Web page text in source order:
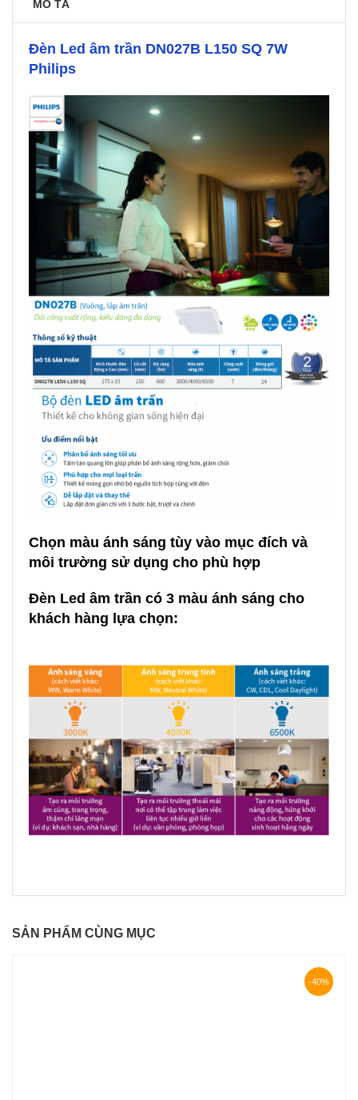
MÔ TẢ
Đèn Led âm trần DN027B L150 SQ 7W
Philips
Chọn màu ánh sáng tùy vào mục đích và
môi trường sử dụng cho phù hợp
Đèn Led âm trần có 3 màu ánh sáng cho
khách hàng lựa chọn:
SẢN PHẨM CÙNG MỤC
-40%